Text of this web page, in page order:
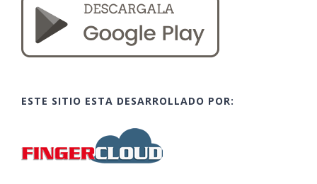
ESTE SITIO ESTA DESARROLLADO POR: